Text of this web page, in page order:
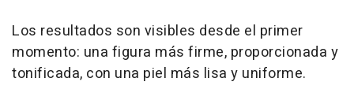
Los resultados son visibles desde el primer
momento: una figura más firme, proporcionada y
tonificada, con una piel más lisa y uniforme.